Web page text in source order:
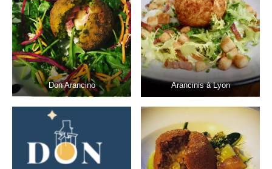
Don Arancino Arancinis à Lyon